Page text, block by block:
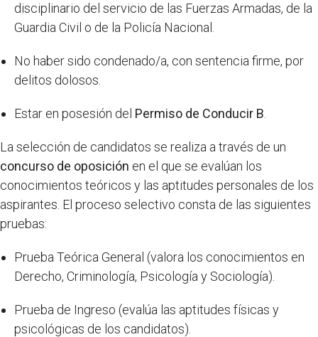
disciplinario del servicio de las Fuerzas Armadas, de la
Guardia Civil o de la Policía Nacional.
No haber sido condenado/a, con sentencia firme, por
delitos dolosos.
Estar en posesión del Permiso de Conducir B
La selección de candidatos se realiza a través de un
concurso de oposición en el que se evalúan los
conocimientos teóricos y las aptitudes personales de los
aspirantes. El proceso selectivo consta de las siguientes
pruebas:
Prueba Teórica General (valora los conocimientos en
Derecho, Criminología, Psicología y Sociología).
Prueba de Ingreso (evalúa las aptitudes físicas y
psicológicas de los candidatos).